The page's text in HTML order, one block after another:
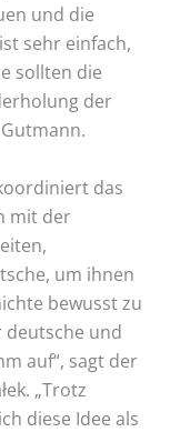
und die
sehr einfach,
sollten die
der
das
mit der
um ihnen
bewusst zu
deutsche und
auf“, sagt der
„Trotz
diese Idee als